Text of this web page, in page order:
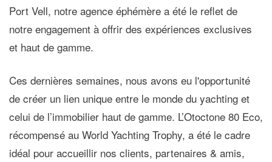
Port Vell, notre agence éphémère a été le reflet de
notre engagement à offrir des expériences exclusives
et haut de gamme.
Ces dernières semaines, nous avons eu l'opportunité
de créer un lien unique entre le monde du yachting et
celui de l’immobilier haut de gamme. L’Otoctone 80 Eco,
récompensé au World Yachting Trophy, a été le cadre
idéal pour accueillir nos clients, partenaires & amis,